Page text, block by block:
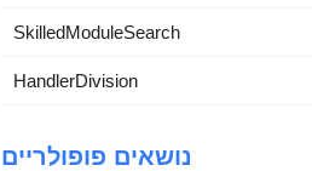
SkilledModuleSearch
HandlerDivision
נושאים פופולריים